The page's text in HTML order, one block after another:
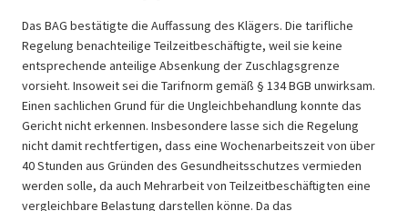
Das BAG bestätigte die Auffassung des Klägers. Die tarifliche
Regelung benachteilige Teilzeitbeschäftigte, weil sie keine
entsprechende anteilige Absenkung der Zuschlagsgrenze
vorsieht. Insoweit sei die Tarifnorm gemäß § 134 BGB unwirksam.
Einen sachlichen Grund für die Ungleichbehandlung konnte das
Gericht nicht erkennen. Insbesondere lasse sich die Regelung
nicht damit rechtfertigen, dass eine Wochenarbeitszeit von über
40 Stunden aus Gründen des Gesundheitsschutzes vermieden
werden solle, da auch Mehrarbeit von Teilzeitbeschäftigten eine
vergleichbare Belastung darstellen könne. Da das